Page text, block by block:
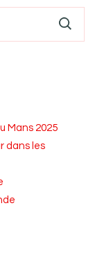
Mans 2025
dans les